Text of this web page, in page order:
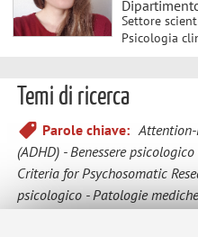
Settore
Psicologia
Temi di ricerca
Parole chiave:
(ADHD)
Benessere psicologico
Criteria for Psychosomatic
psicologico
Patologie